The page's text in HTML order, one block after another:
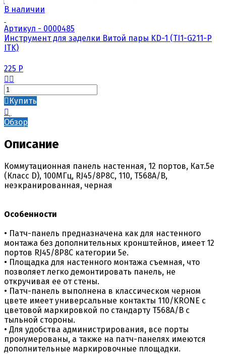
В наличии
Артикул - 0000485
Инструмент для заделки Витой пары KD-1 (TI1-G211-P
ITK)
225 Р
Купить
Обзор
Описание
Коммутационная панель настенная, 12 портов, Кат.5e
(Класс D), 100МГц, RJ45/8P8C, 110, T568A/B,
неэкранированная, черная
Особенности
• Патч-панель предназначена как для настенного
монтажа без дополнительных кронштейнов, имеет 12
портов RJ45/8P8C категории 5е.
• Площадка для настенного монтажа съемная, что
позволяет легко демонтировать панель, не
откручивая ее от стены.
• Патч-панель выполнена в классическом черном
цвете имеет универсальные контакты 110/KRONE с
цветовой маркировкой по стандарту T568A/B с
тыльной стороны.
• Для удобства администрирования, все порты
пронумерованы, а также на патч-панелях имеются
дополнительные маркировочные площадки.